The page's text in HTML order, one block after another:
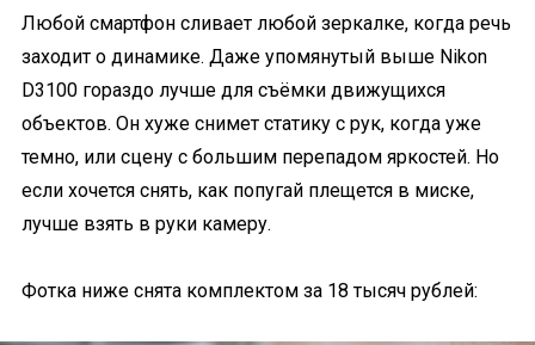
Любой смартфон сливает любой зеркалке, когда речь
заходит о динамике. Даже упомянутый выше Nikon
D3100 гораздо лучше для съёмки движущихся
объектов. Он хуже снимет статику с рук, когда уже
темно, или сцену с большим перепадом яркостей. Но
если хочется снять, как попугай плещется в миске,
лучше взять в руки камеру.
Фотка ниже снята комплектом за 18 тысяч рублей: